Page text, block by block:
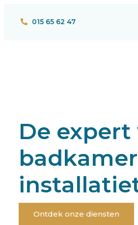
015 65 62 47
De
Ontdek onze diensten